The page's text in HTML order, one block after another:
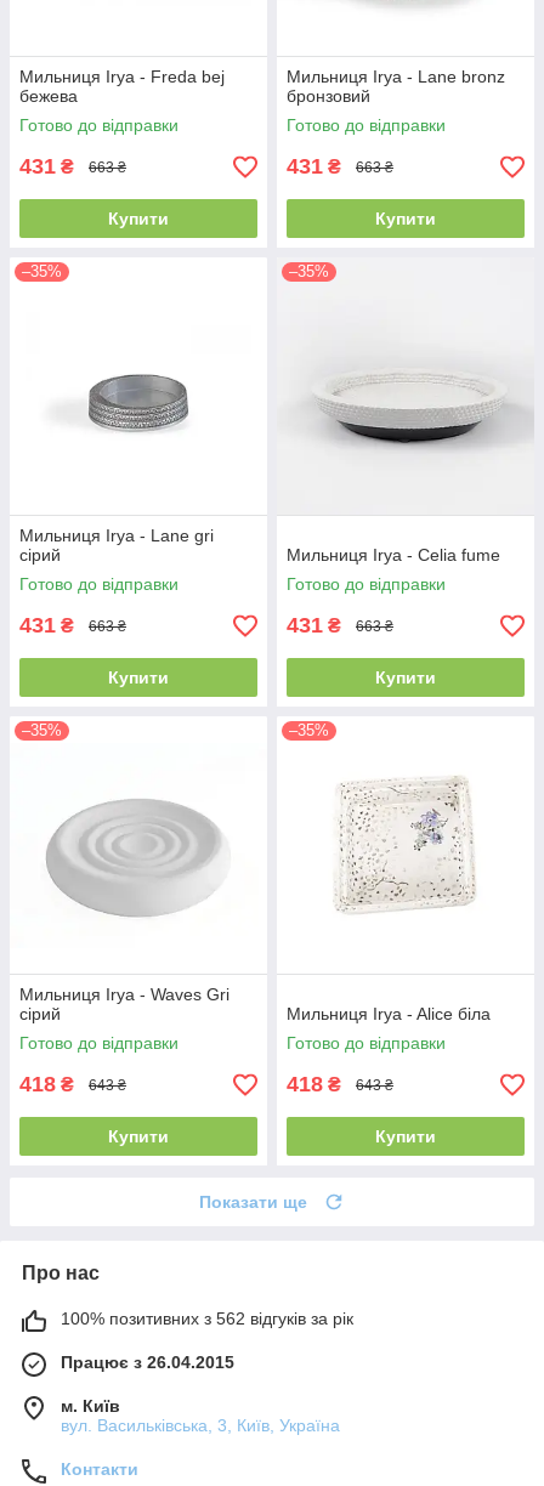
Мильниця Irya - Freda bej
бежева
Готово до відправки
431 ₴ 663 ₴
Купити
Мильниця Irya - Lane bronz
бронзовий
Готово до відправки
431 ₴ 663 ₴
Купити
–35%
Мильниця Irya - Lane gri
сірий
Готово до відправки
431 ₴ 663 ₴
Купити
–35%
Мильниця Irya - Celia fume
Готово до відправки
431 ₴ 663 ₴
Купити
–35%
Мильниця Irya - Waves Gri
сірий
Готово до відправки
418 ₴ 643 ₴
Купити
–35%
Мильниця Irya - Alice біла
Готово до відправки
418 ₴ 643 ₴
Купити
Показати ще
Про нас
100% позитивних з 562 відгуків за рік
Працює з 26.04.2015
м. Київ
вул. Васильківська, 3, Київ, Україна
Контакти